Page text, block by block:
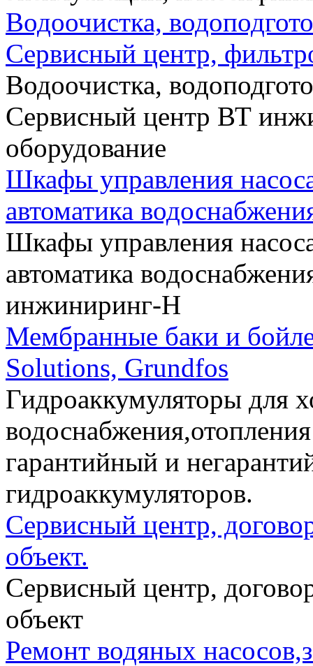
Водоочистка,
Сервисный центр,
Водоочистка,
Сервисный центр ВТ
оборудование
Шкафы управления
автоматика
Шкафы управления
автоматика
инжиниринг-Н
Мембранные баки и
Solutions, Grundfos
Гидроаккумуляторы для
гарантийный и
гидроаккумуляторов.
Cервисный центр,
объект.
Сервисный центр,
объект
Ремонт водяных